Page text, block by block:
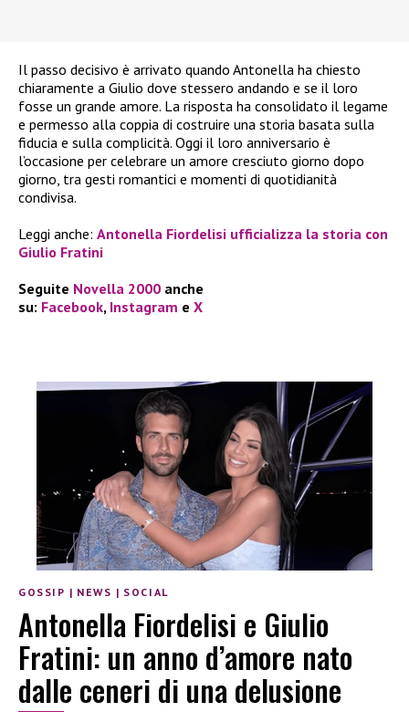
Il passo decisivo è arrivato quando Antonella ha chiesto
chiaramente a Giulio dove stessero andando e se il loro
fosse un grande amore. La risposta ha consolidato il legame
e permesso alla coppia di costruire una storia basata sulla
fiducia e sulla complicità. Oggi il loro anniversario è
l’occasione per celebrare un amore cresciuto giorno dopo
giorno, tra gesti romantici e momenti di quotidianità
condivisa.
Leggi anche: Antonella Fiordelisi ufficializza la storia con
Giulio Fratini
Seguite Novella 2000 anche
su: Facebook, Instagram e X
GOSSIP | NEWS | SOCIAL
Antonella Fiordelisi e Giulio
Fratini: un anno d’amore nato
dalle ceneri di una delusione